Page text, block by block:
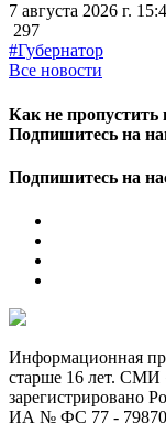
7 августа 2026 г.
297
#Губернатор
Все новости
Как не
Подпишитесь на
Подпишитесь на
Информационная
старше 16 лет. СМИ
зарегистрировано
ИА № ФС 77 - 79870